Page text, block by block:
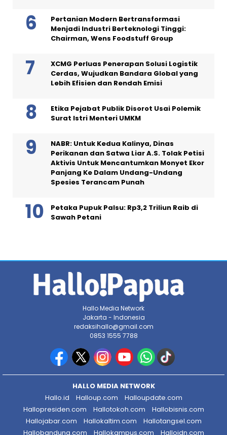
Pertanian Modern Bertransformasi
Menjadi Industri Berteknologi Tinggi:
Chairman, Wens Foodstuff Group
XCMG Perluas Penerapan Solusi Logistik
Cerdas, Wujudkan Bandara Global yang
Lebih Efisien dan Rendah Emisi
Etika Pejabat Publik Disorot Usai Polemik
Surat Istri Menteri UMKM
NABR: Untuk Kedua Kalinya, Dinas
Perikanan dan Satwa Liar A.S. Tolak Petisi
Aktivis Untuk Mencantumkan Monyet Ekor
Panjang Ke Dalam Undang-Undang
Spesies Terancam Punah
Petaka Pupuk Palsu: Rp3,2 Triliun Raib di
Sawah Petani
Hallo Media Network
Jakarta - Indonesia
redaksihallo@gmail.com
0853 1555 7788
HALLO MEDIA NETWORK
Hallo.id
Halloup.com
Halloupdate.com
Hallopresiden.com
Hallotokoh.com
Hallobisnis.com
Hallojabar.com
Hallokaltim.com
Hallotangsel.com
Hallobandung.com
Hallokampus.com Halloidn.com